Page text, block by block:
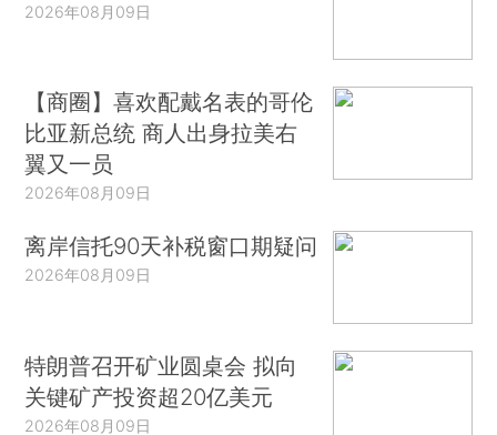
2026年08月09日
【商圈】喜欢配戴名表的哥伦
比亚新总统 商人出身拉美右
翼又一员
2026年08月09日
离岸信托90天补税窗口期疑问
2026年08月09日
特朗普召开矿业圆桌会 拟向
关键矿产投资超20亿美元
2026年08月09日